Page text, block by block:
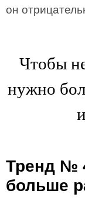
он
Чтобы
нужно
Тренд №
больше